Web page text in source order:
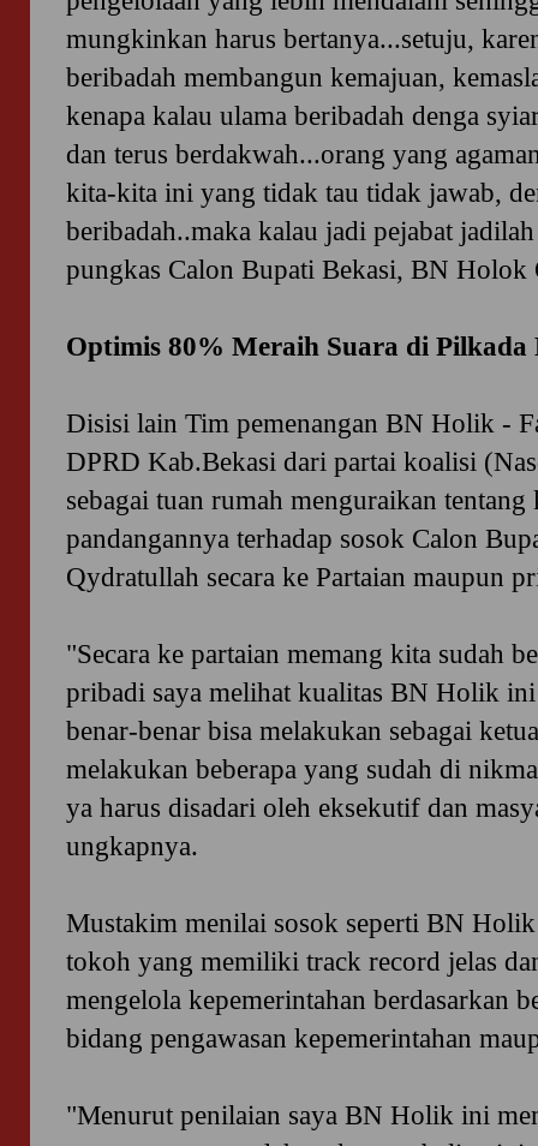
mungkinkan harus bertanya...setuju,
beribadah membangun kemajuan,
kenapa kalau ulama beribadah denga
dan terus berdakwah...orang yang
kita-kita ini yang tidak tau tidak jawab,
beribadah..maka kalau jadi pejabat
pungkas Calon Bupati Bekasi, BN
Optimis 80% Meraih Suara di Pilkada
Disisi lain Tim pemenangan BN Holik -
DPRD Kab.Bekasi dari partai koalisi
sebagai tuan rumah menguraikan tentang
pandangannya terhadap sosok Calon
Qydratullah secara ke Partaian maupun
"Secara ke partaian memang kita sudah
pribadi saya melihat kualitas BN Holik ini
benar-benar bisa melakukan sebagai
melakukan beberapa yang sudah di
ya harus disadari oleh eksekutif dan
ungkapnya.
Mustakim menilai sosok seperti BN Holik
tokoh yang memiliki track record jelas
mengelola kepemerintahan berdasarkan
bidang pengawasan kepemerintahan
"Menurut penilaian saya BN Holik ini